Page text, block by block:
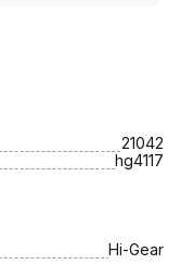
21042
hg4117
Hi-Gear